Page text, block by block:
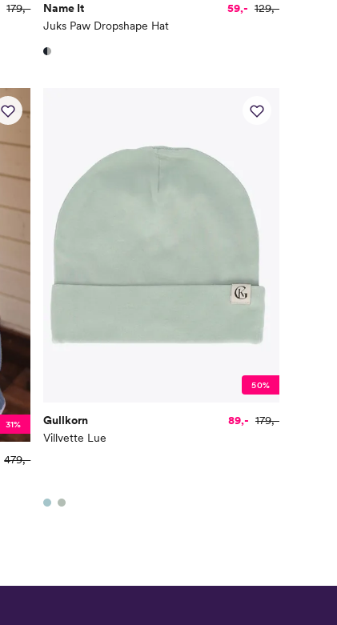
179,-
Name It
Juks Paw Dropshape Hat
59,- 129,-
31%
479,-
50%
Gullkorn
Villvette Lue
89,- 179,-